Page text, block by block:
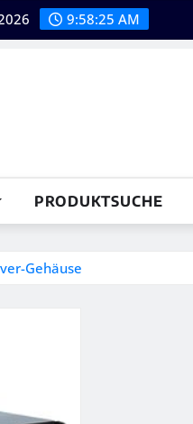
9:58:26 AM
PRODUKTSUCHE
Gehäuse